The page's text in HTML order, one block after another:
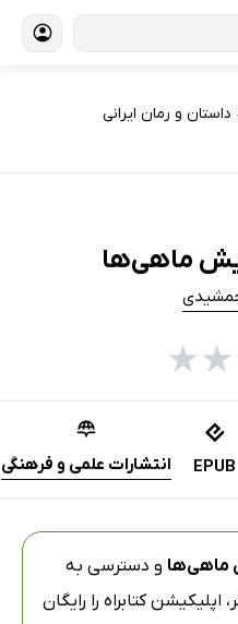
داستان و رمان ایرانی
ماهی‌ها
★
★
EPUB انتشارات علمی و فرهنگی
ماهی‌ها و دسترسی به
اپلیکیشن کتابراه را رایگان